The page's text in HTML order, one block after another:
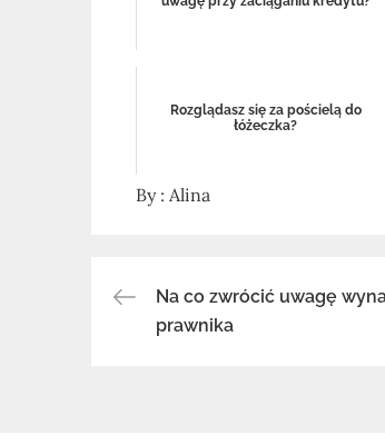
Rozglądasz się za pościelą do
łóżeczka?
By : Alina
Nawigacja
Na co zwrócić uwagę
prawnika